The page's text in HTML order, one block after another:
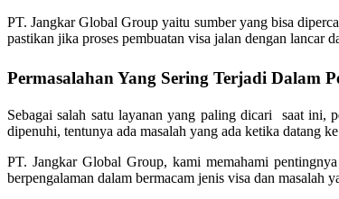
PT. Jangkar Global Group yaitu sumber yang bisa
pastikan jika proses pembuatan visa jalan dengan lancar
Permasalahan Yang Sering Terjadi Dalam
Sebagai salah satu layanan yang paling dicari saat ini,
dipenuhi, tentunya ada masalah yang ada ketika datang
PT. Jangkar Global Group, kami memahami
berpengalaman dalam bermacam jenis visa dan masalah